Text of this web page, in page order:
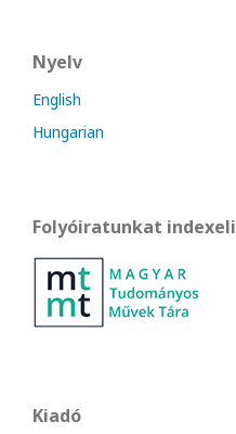
Nyelv
English
Hungarian
Folyóiratunkat indexeli
Kiadó